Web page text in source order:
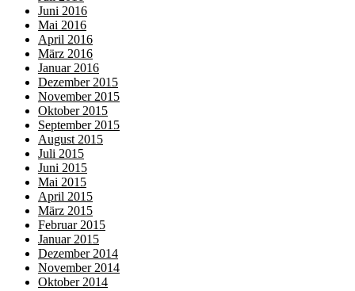
Juni 2016
Mai 2016
April 2016
März 2016
Januar 2016
Dezember 2015
November 2015
Oktober 2015
September 2015
August 2015
Juli 2015
Juni 2015
Mai 2015
April 2015
März 2015
Februar 2015
Januar 2015
Dezember 2014
November 2014
Oktober 2014